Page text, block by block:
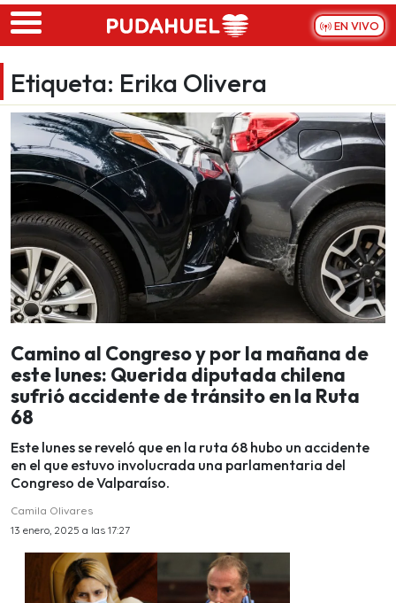
Skip to main content
EN VIVO
Etiqueta: Erika Olivera
Camino al Congreso y por la mañana de
este lunes: Querida diputada chilena
sufrió accidente de tránsito en la Ruta
68
Este lunes se reveló que en la ruta 68 hubo un accidente
en el que estuvo involucrada una parlamentaria del
Congreso de Valparaíso.
Camila Olivares
13 enero, 2025 a las 17:27